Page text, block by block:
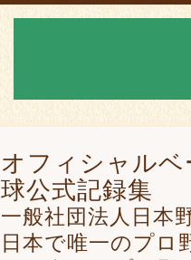
オフィシャル
球公式記録集
一般社団法人日本
日本で唯一のプロ